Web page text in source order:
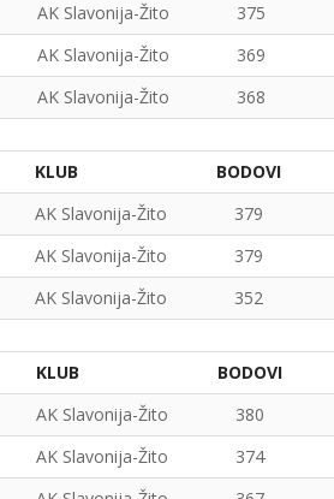
AK Slavonija-Žito 375
AK Slavonija-Žito 369
AK Slavonija-Žito 368
KLUB BODOVI
AK Slavonija-Žito 379
AK Slavonija-Žito 379
AK Slavonija-Žito 352
KLUB BODOVI
AK Slavonija-Žito 380
AK Slavonija-Žito 374